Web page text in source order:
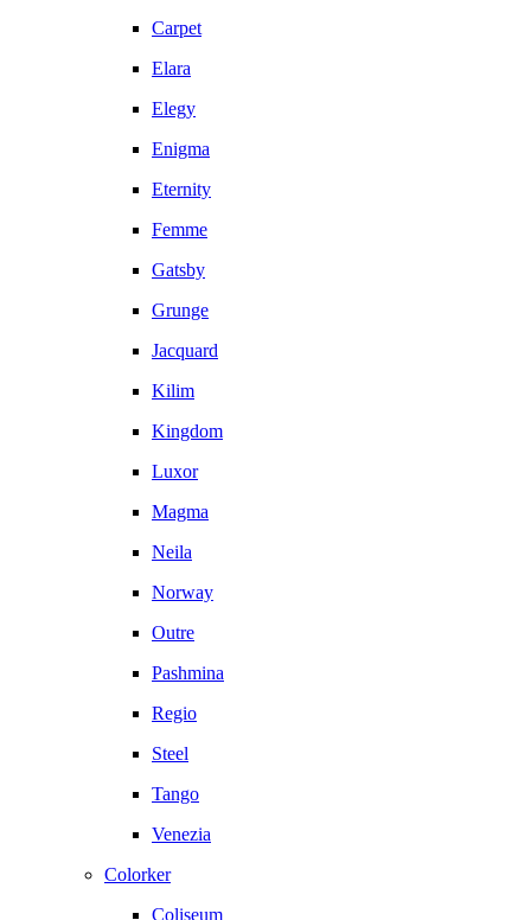
Carpet
Elara
Elegy
Enigma
Eternity
Femme
Gatsby
Grunge
Jacquard
Kilim
Kingdom
Luxor
Magma
Neila
Norway
Outre
Pashmina
Regio
Steel
Tango
Venezia
Colorker
Coliseum